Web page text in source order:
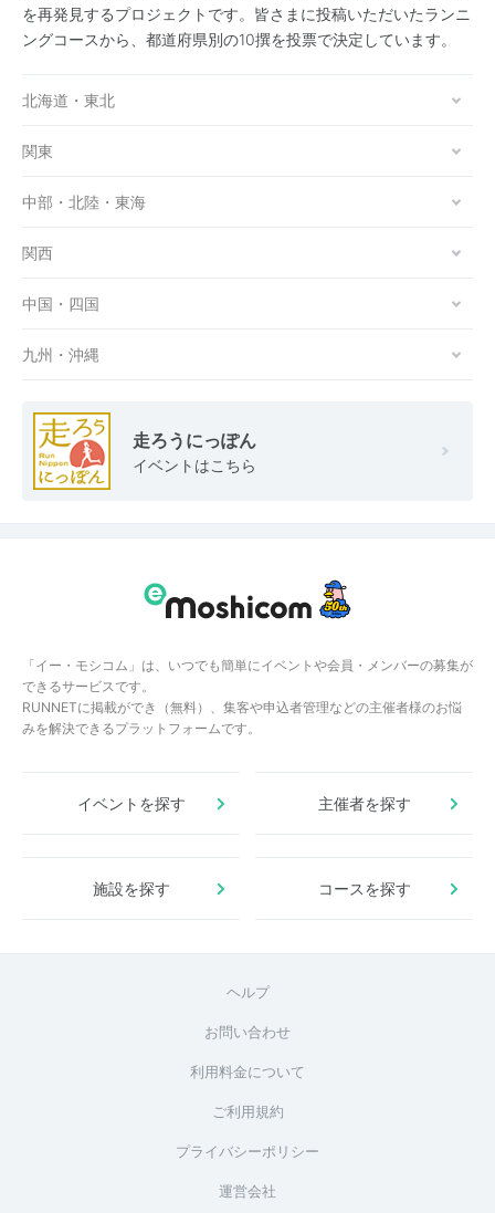
を再発見するプロジェクトです。皆さまに投稿いただいたランニ
ングコースから、都道府県別の10撰を投票で決定しています。
北海道・東北
関東
中部・北陸・東海
関西
中国・四国
九州・沖縄
走ろうにっぽん
イベントはこちら
「イー・モシコム」は、いつでも簡単にイベントや会員・メンバーの募集が
できるサービスです。
RUNNETに掲載ができ（無料）、集客や申込者管理などの主催者様のお悩
みを解決できるプラットフォームです。
イベントを探す 主催者を探す
施設を探す コースを探す
ヘルプ
お問い合わせ
利用料金について
ご利用規約
プライバシーポリシー
運営会社